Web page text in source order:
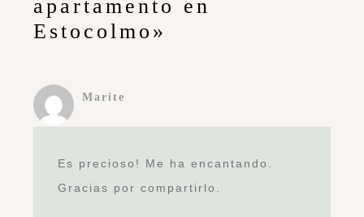
apartamento en
Estocolmo»
Marite
Es precioso! Me ha encantando.
Gracias por compartirlo.